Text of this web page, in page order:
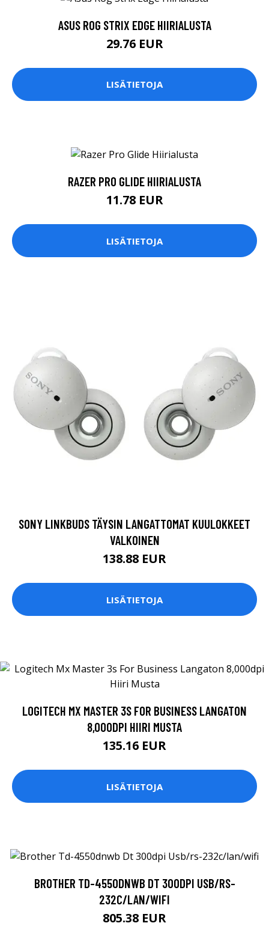
ASUS ROG STRIX EDGE HIIRIALUSTA
29.76 EUR
LISÄTIETOJA
RAZER PRO GLIDE HIIRIALUSTA
11.78 EUR
LISÄTIETOJA
SONY LINKBUDS TÄYSIN LANGATTOMAT KUULOKKEET
VALKOINEN
138.88 EUR
LISÄTIETOJA
LOGITECH MX MASTER 3S FOR BUSINESS LANGATON
8,000DPI HIIRI MUSTA
135.16 EUR
LISÄTIETOJA
BROTHER TD-4550DNWB DT 300DPI USB/RS-
232C/LAN/WIFI
805.38 EUR